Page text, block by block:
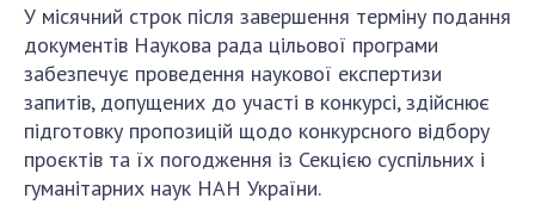
У місячний строк після завершення терміну подання
документів Наукова рада цільової програми
забезпечує проведення наукової експертизи
запитів, допущених до участі в конкурсі, здійснює
підготовку пропозицій щодо конкурсного відбору
проєктів та їх погодження із Секцією суспільних і
гуманітарних наук НАН України.